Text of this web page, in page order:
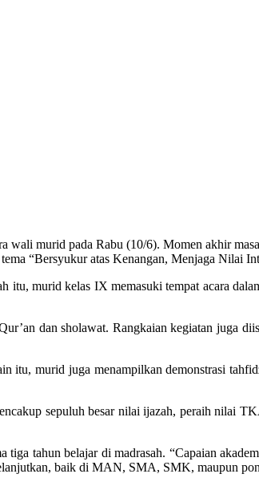
murid pada Rabu (10/6). Momen akhir
“Bersyukur atas Kenangan, Menjaga Nilai
itu, murid kelas IX memasuki tempat acara
dan sholawat. Rangkaian kegiatan juga
murid juga menampilkan demonstrasi
sepuluh besar nilai ijazah, peraih nilai
tahun belajar di madrasah. “Capaian
baik di MAN, SMA, SMK, maupun